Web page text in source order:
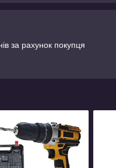
за рахунок покупця